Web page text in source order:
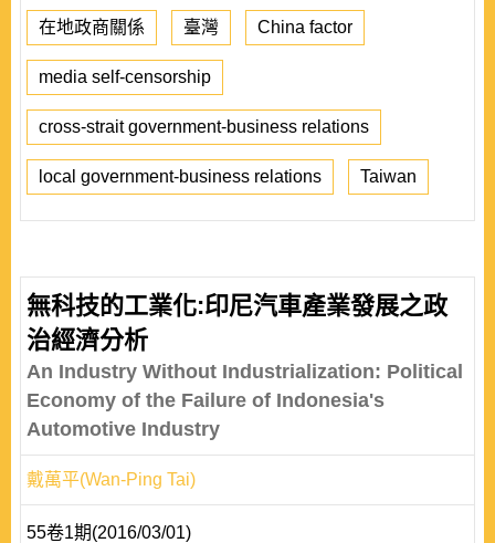
在地政商關係 臺灣 China factor
media self-censorship
cross-strait government-business relations
local government-business relations Taiwan
無科技的工業化:印尼汽車產業發展之政
治經濟分析
An Industry Without Industrialization: Political
Economy of the Failure of Indonesia's
Automotive Industry
戴萬平(Wan-Ping Tai)
55卷1期(2016/03/01)